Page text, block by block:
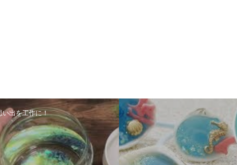
い出を工作に！